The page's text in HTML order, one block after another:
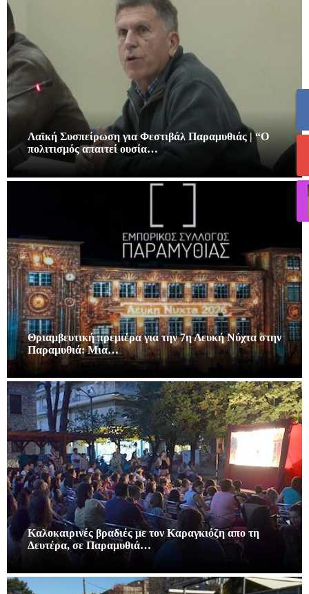
Λαϊκή Συσπείρωση για Φεστιβάλ Παραμυθιάς | “Ο
πολιτισμός απαιτεί ουσία…
Θριαμβευτική πρεμιέρα για την 7η Λευκή Νύχτα στην
Παραμυθιά: Μια…
Καλοκαιρινές βραδιές με τον Καραγκιόζη απο τη
Δευτέρα, σε Παραμυθιά…